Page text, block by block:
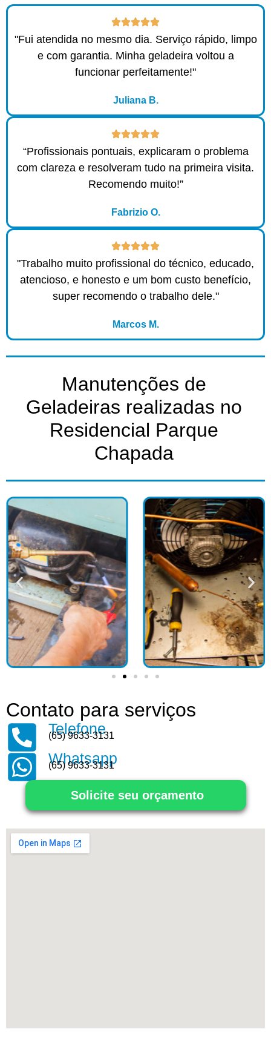
"Fui atendida no mesmo dia. Serviço rápido, limpo
e com garantia. Minha geladeira voltou a
funcionar perfeitamente!"
Juliana B.
“Profissionais pontuais, explicaram o problema
com clareza e resolveram tudo na primeira visita.
Recomendo muito!”
Fabrizio O.
"Trabalho muito profissional do técnico, educado,
atencioso, e honesto e um bom custo benefício,
super recomendo o trabalho dele."
Marcos M.
Manutenções de
Geladeiras realizadas no
Residencial Parque
Chapada​
Contato para serviços
Telefone
(65) 9633-3131
Whatsapp
(65) 9633-3131
Solicite seu orçamento